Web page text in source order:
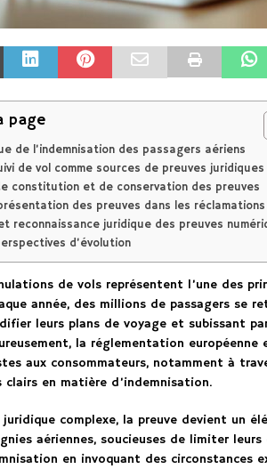
page
de l’indemnisation des passagers aériens
de vol comme sources de preuves juridiques
constitution et de conservation des preuves
des preuves dans les réclamations
reconnaissance juridique des preuves
d’évolution
de vols représentent l’une des
année, des millions de passagers se
leurs plans de voyage et subissant
la réglementation
aux consommateurs, notamment à
en matière d’indemnisation.
complexe, la preuve devient un
aériennes, soucieuses de limiter
en invoquant des circonstances